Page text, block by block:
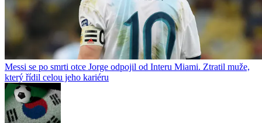
Messi se po smrti otce Jorge odpojil od Interu Miami. Ztratil muže,
který řídil celou jeho kariéru